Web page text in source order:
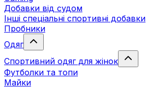
Добавки від судом
Інші спеціальні спортивні добавки
Пробники
Одяг
Спортивний одяг для жінок
Футболки та топи
Майки